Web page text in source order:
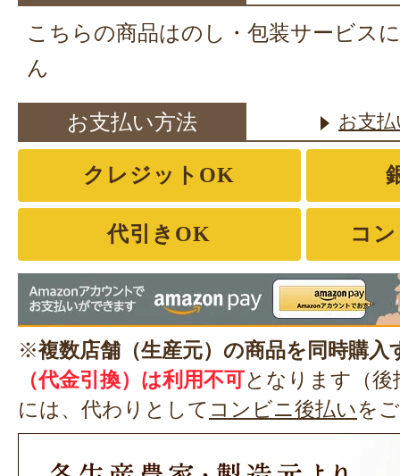
こちらの商品はのし・包装サービス
ん
お支払い方法 お支
クレジットOK
代引きOK コ
※複数店舗（生産元）の商品を同時購入
（代金引換）は利用不可となります（
には、代わりとして コンビニ後払いを